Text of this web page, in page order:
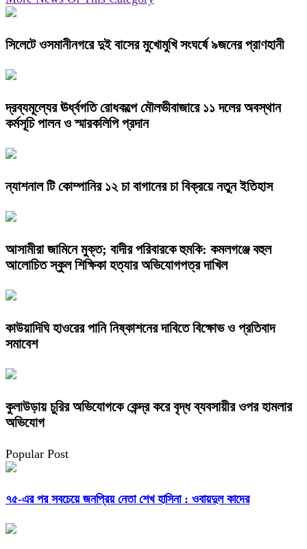
সিলেটে ওসমানীনগরে দুই বাসের মুখোমুখি সংঘর্ষে ৯জনের প্রাণহানী
দ্রব্যমূল্যের ঊর্ধ্বগতি রোধকল্পে মৌলভীবাজারে ১১ দলের অবস্থান
কর্মসূচি পালন ও স্মারকলিপি প্রদান
ন্যাশনাল টি কোম্পানির ১২ চা বাগানের চা বিক্রয়ে নতুন ইতিহাস
আসামীরা জামিনে মুক্ত; বাদীর পরিবারকে হুমকি: কমলগঞ্জে বহুল
আলোচিত স্কুল শিক্ষিকা হত্যার অভিযোগপত্র দাখিল
কাউয়াদিঘি হাওরের পানি নিষ্কাশনের দাবিতে বিক্ষোভ ও প্রতিবাদ
সমাবেশ
কুলাউড়ায় চুরির অভিযোগকে কেন্দ্র করে বৃদ্ধ ব্যবসায়ীর ওপর হামলার
অভিযোগ
Popular Post
৭৫-এর পর সবচেয়ে জনপ্রিয় নেতা শেখ হাসিনা : ওবায়দুল কাদের